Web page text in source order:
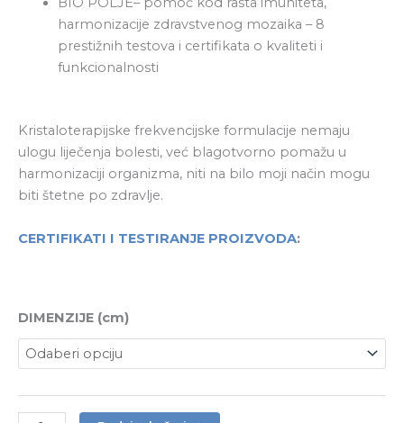
harmonizacije zdravstvenog mozaika – 8
prestižnih testova i certifikata o kvaliteti i
funkcionalnosti
Kristaloterapijske frekvencijske formulacije nemaju
ulogu liječenja bolesti, već blagotvorno pomažu u
harmonizaciji organizma, niti na bilo moji način mogu
biti štetne po zdravlje.
CERTIFIKATI I TESTIRANJE PROIZVODA:
DIMENZIJE (cm)